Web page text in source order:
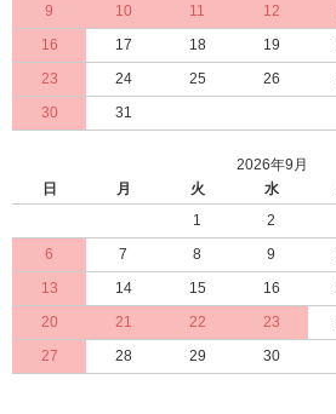
9
10 11 12
16
17 18 19
23
24 25 26
30
31
2026年9月
日
月 火 水
1
2
6
7 8 9
13
14 15 16
20
21 22 23
27
28 29 30